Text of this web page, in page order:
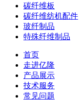
碳纤维板
碳纤维纺机配件
玻纤制品
特殊纤维制品
首页
走进亿隆
产品展示
技术服务
常见问题